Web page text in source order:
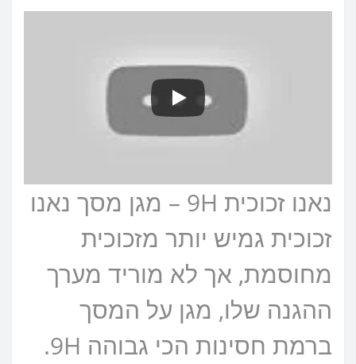
נאנו זכוכית 9H – מגן מסך נאנו
זכוכית גמיש יותר מזכוכית
מחוסמת, אך לא מוריד מערך
ההגנה שלו, מגן על המסך
ברמת חסינות הכי גבוהה 9H.